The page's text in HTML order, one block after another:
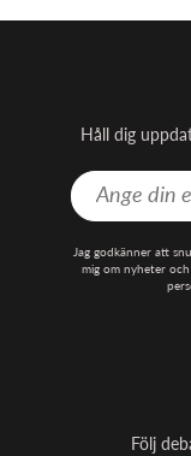
Håll dig
Jag godkänner att
mig om nyheter
Följ